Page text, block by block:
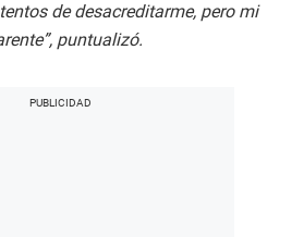
de desacreditarme, pero mi
puntualizó.